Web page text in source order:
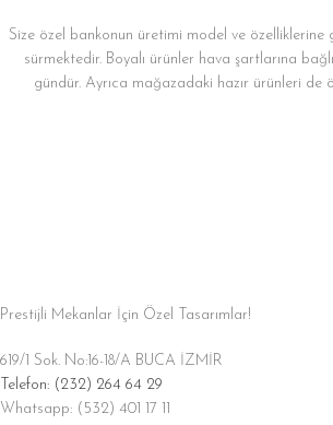
Size özel bankonun üretimi model ve özelliklerine
sürmektedir. Boyalı ürünler hava şartlarına
gündür. Ayrıca mağazadaki hazır ürünleri de
Prestijli Mekanlar İçin Özel Tasarımlar!
619/1 Sok. No:16-18/A BUCA İZMİR
Telefon: (232) 264 64 29
Whatsapp: (532) 401 17 11